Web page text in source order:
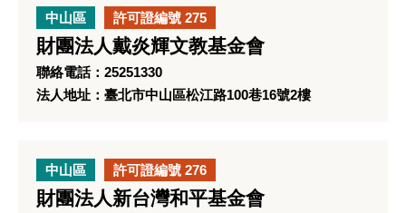
中山區 許可證編號 275
財團法人戴炎輝文教基金會
聯絡電話：25251330
法人地址：臺北市中山區松江路100巷16號2樓
中山區 許可證編號 276
財團法人新台灣和平基金會